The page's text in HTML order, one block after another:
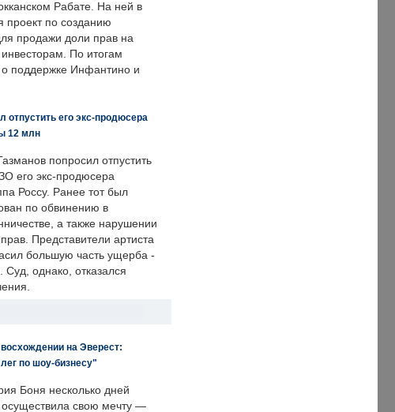
Рабате. На ней в
проект по созданию
продажи доли прав на
По итогам
о поддержке Инфантино и
отпустить его экс-продюсера
12 млн
попросил отпустить
его экс-продюсера
Россу. Ранее тот был
по обвинению в
а также нарушении
Представители артиста
большую часть ущерба -
однако, отказался
на Эверест:
по шоу-бизнесу"
Боня несколько дней
осуществила свою мечту —